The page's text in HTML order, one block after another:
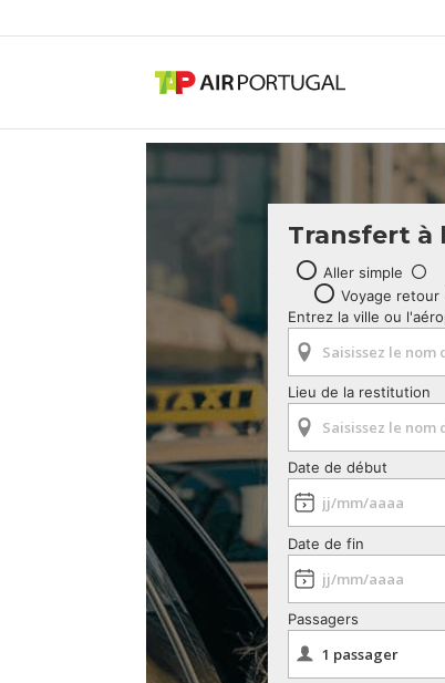
Transfert à
Aller simple
Voyage retour
Entrez la ville ou
Lieu de la restitution
Date de début
Date de fin
Passagers